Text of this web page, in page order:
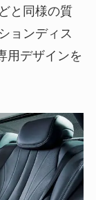
と同様の質
ョンディス
用デザインを